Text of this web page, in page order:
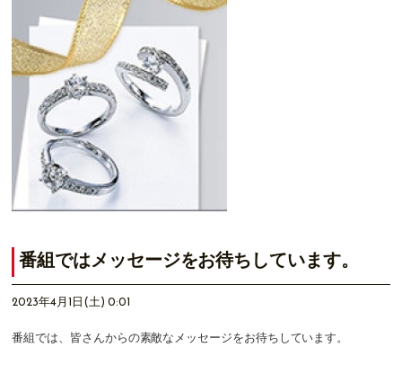
番組ではメッセージをお待ちしています。
2023年4月1日(土) 0:01
番組では、皆さんからの素敵なメッセージをお待ちしています。